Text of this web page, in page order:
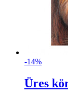
-14%
Üres